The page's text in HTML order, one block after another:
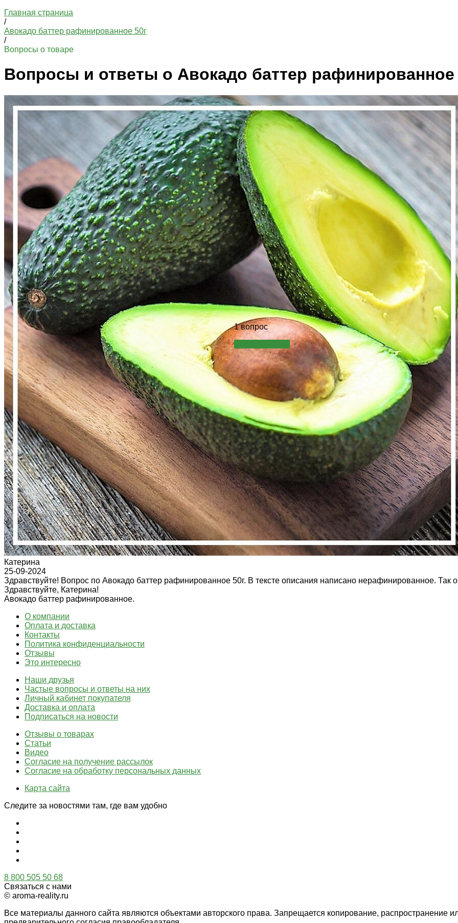
Главная страница
/
Авокадо баттер рафинированное 50г
/
Вопросы о товаре
Вопросы и ответы о Авокадо баттер рафинированное
1 вопрос
Катерина
25-09-2024
Здравствуйте! Вопрос по Авокадо баттер рафинированное 50г. В тексте описания написано нерафинированное.
Здравствуйте, Катерина!
Авокадо баттер рафинированное.
О компании
Оплата и доставка
Контакты
Политика конфиденциальности
Отзывы
Это интересно
Наши друзья
Частые вопросы и ответы на них
Личный кабинет покупателя
Доставка и оплата
Подписаться на новости
Отзывы о товарах
Статьи
Видео
Согласие на получение рассылок
Согласие на обработку персональных данных
Карта сайта
Следите за новостями там, где вам удобно
8 800 505 50 68
Связаться с нами
© aroma-reality.ru
Все материалы данного сайта являются объектами авторского права. Запрещается копирование, распространение